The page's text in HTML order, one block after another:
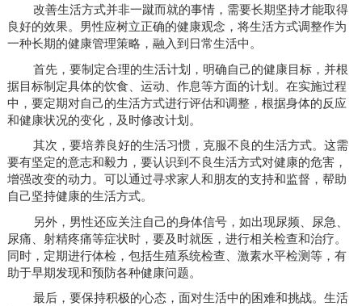
改善生活方式并非一蹴而就的事情，需要长期坚持才能取得
良好的效果。男性应树立正确的健康观念，将生活方式调整作为
一种长期的健康管理策略，融入到日常生活中。
首先，要制定合理的生活计划，明确自己的健康目标，并根
据目标制定具体的饮食、运动、作息等方面的计划。在实施过程
中，要定期对自己的生活方式进行评估和调整，根据身体的反应
和健康状况的变化，及时修改计划。
其次，要培养良好的生活习惯，克服不良的生活方式。这需
要有坚定的意志和毅力，要认识到不良生活方式对健康的危害，
增强改变的动力。可以通过寻求家人和朋友的支持和监督，帮助
自己坚持健康的生活方式。
另外，男性还应关注自己的身体信号，如出现尿频、尿急、
尿痛、射精疼痛等症状时，要及时就医，进行相关检查和治疗。
同时，定期进行体检，包括生殖系统检查、激素水平检测等，有
助于早期发现和预防各种健康问题。
最后，要保持积极的心态，面对生活中的困难和挑战。生活